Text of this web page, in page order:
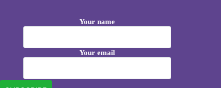
Your name
Your email